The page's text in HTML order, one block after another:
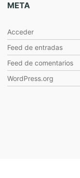
META
Acceder
Feed de entradas
Feed de comentarios
WordPress.org